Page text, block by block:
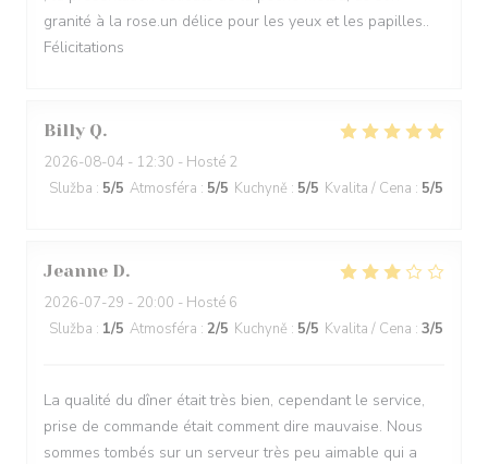
granité à la rose.un délice pour les yeux et les papilles..
Félicitations
Billy Q
2026-08-04 - 12:30 - Hosté 2
Služba : 5/5 Atmosféra : 5/5 Kuchyně : 5/5 Kvalita / Cena : 5/5
Jeanne D
2026-07-29 - 20:00 - Hosté 6
Služba : 1/5 Atmosféra : 2/5 Kuchyně : 5/5 Kvalita / Cena : 3/5
La qualité du dîner était très bien, cependant le service,
prise de commande était comment dire mauvaise. Nous
sommes tombés sur un serveur très peu aimable qui a